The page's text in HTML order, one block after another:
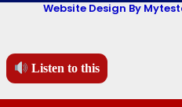
Listen to this
Website Design By